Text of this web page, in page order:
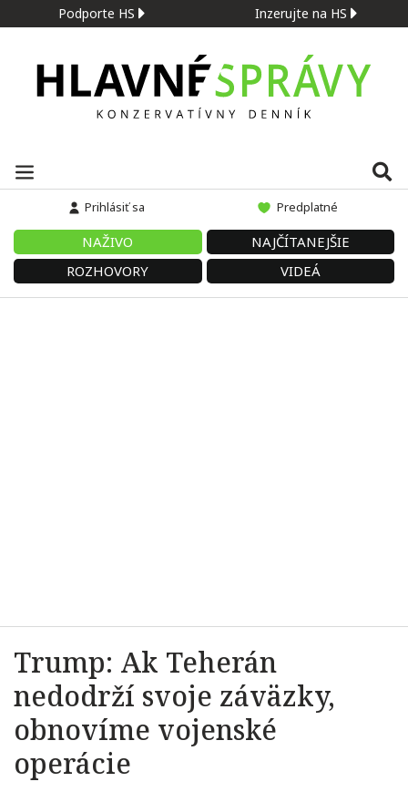
Podporte HS Inzerujte na HS
Prihlásiť sa Predplatné
NAŽIVO
NAJČÍTANEJŠIE
ROZHOVORY
VIDEÁ
Trump: Ak Teherán
nedodrží svoje záväzky,
obnovíme vojenské
operácie